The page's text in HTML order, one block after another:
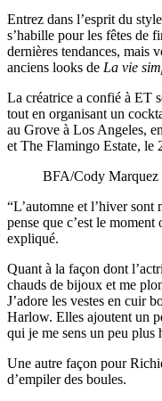
Entrez dans l’esprit du
s’habille pour les fêtes de
dernières tendances, mais
anciens looks de La vie
La créatrice a confié à ET
tout en organisant un
au Grove à Los Angeles,
et The Flamingo Estate, le
BFA/Cody Marquez
“L’automne et l’hiver sont
pense que c’est le
expliqué.
Quant à la façon dont
chauds de bijoux et me
J’adore les vestes en cuir
Harlow. Elles ajoutent un
qui je me sens un peu plus
Une autre façon pour
d’empiler des boules.